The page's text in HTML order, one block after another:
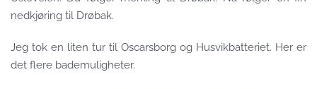
nedkjøring til Drøbak.
Jeg tok en liten tur til Oscarsborg og Husvikbatteriet. Her er
det flere bademuligheter.